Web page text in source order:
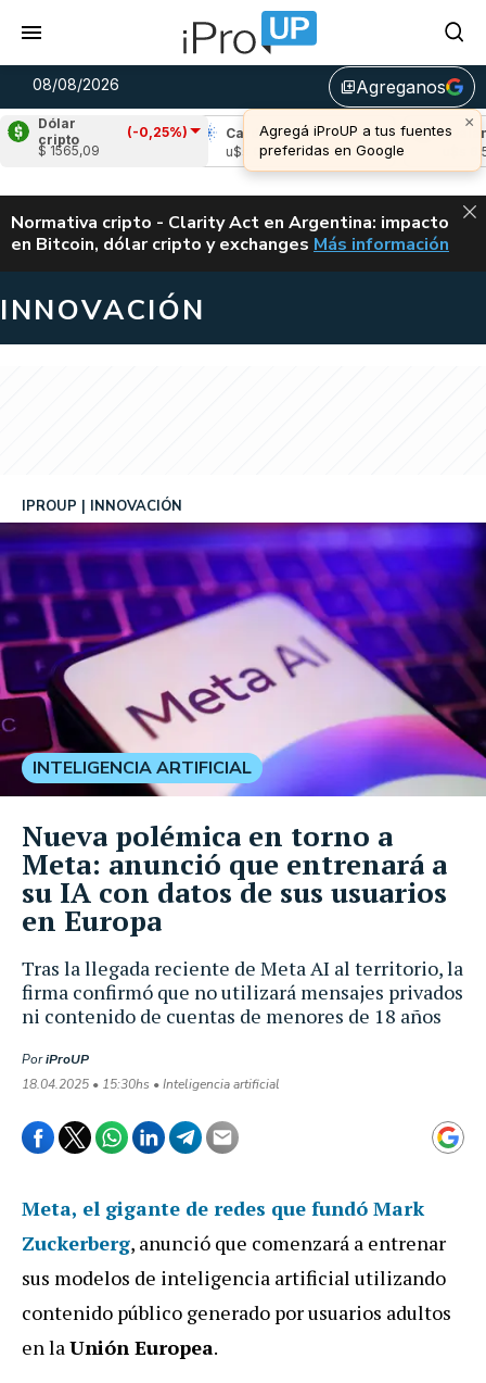
08/08/2026 library_addAgreganos
×
Agregá iProUP a tus fuentes
preferidas en Google
Dólar
cripto
(-0,25%)
$ 1565,09
(1,31%)
Cardano (0,73%)
u$s 0,20
ALERTA
Normativa cripto - Clarity Act en Argentina: impacto
en Bitcoin, dólar cripto y exchanges CLARITY ACT EN
Más información
INNOVACIÓN
Tras la llegada reciente de Meta AI al territorio, la
firma confirmó que no utilizará mensajes privados
ni contenido de cuentas de menores de 18 años
IPROUP INNOVACIÓN
PoriProUP
18.04.2025 • 15:30hs • Inteligencia artificial
INTELIGENCIA ARTIFICIAL
Nueva polémica en torno a
Meta: anunció que entrenará a
su IA con datos de sus usuarios
en Europa
Meta, el gigante de redes que fundó Mark
Zuckerberg, anunció que comenzará a entrenar
sus modelos de inteligencia artificial utilizando
contenido público generado por usuarios adultos
en laUnión Europea.